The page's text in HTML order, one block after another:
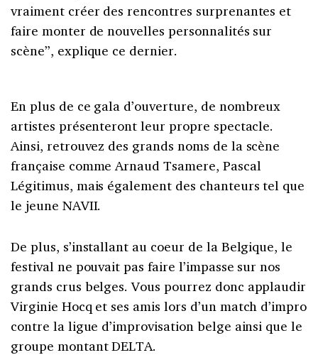
vraiment créer des rencontres surprenantes et
faire monter de nouvelles personnalités sur
scène”, explique ce dernier.
En plus de ce gala d’ouverture, de nombreux
artistes présenteront leur propre spectacle.
Ainsi, retrouvez des grands noms de la scène
française comme Arnaud Tsamere, Pascal
Légitimus, mais également des chanteurs tel que
le jeune NAVII.
De plus, s’installant au coeur de la Belgique, le
festival ne pouvait pas faire l’impasse sur nos
grands crus belges. Vous pourrez donc applaudir
Virginie Hocq et ses amis lors d’un match d’impro
contre la ligue d’improvisation belge ainsi que le
groupe montant DELTA.